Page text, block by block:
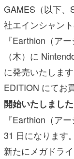
GAMES（以下、
社エインシャン
『Earthion（ア
（木）に
に発売いたしま
EDITION にてお
開始いたしました
『Earthion（ア
31 日になります
新たにメガドラ